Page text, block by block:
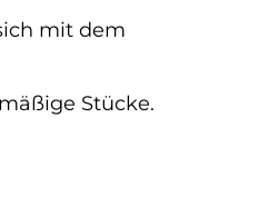
mit dem
Stücke.